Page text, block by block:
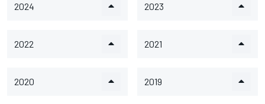
2024 2023
2022 2021
2020 2019